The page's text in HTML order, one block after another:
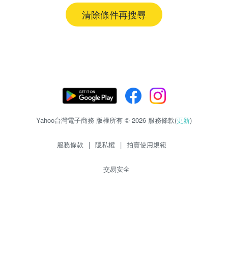
清除條件再搜尋
Yahoo台灣電子商務 版權所有 © 2026 服務條款(更新)
服務條款 | 隱私權 | 拍賣使用規範
交易安全